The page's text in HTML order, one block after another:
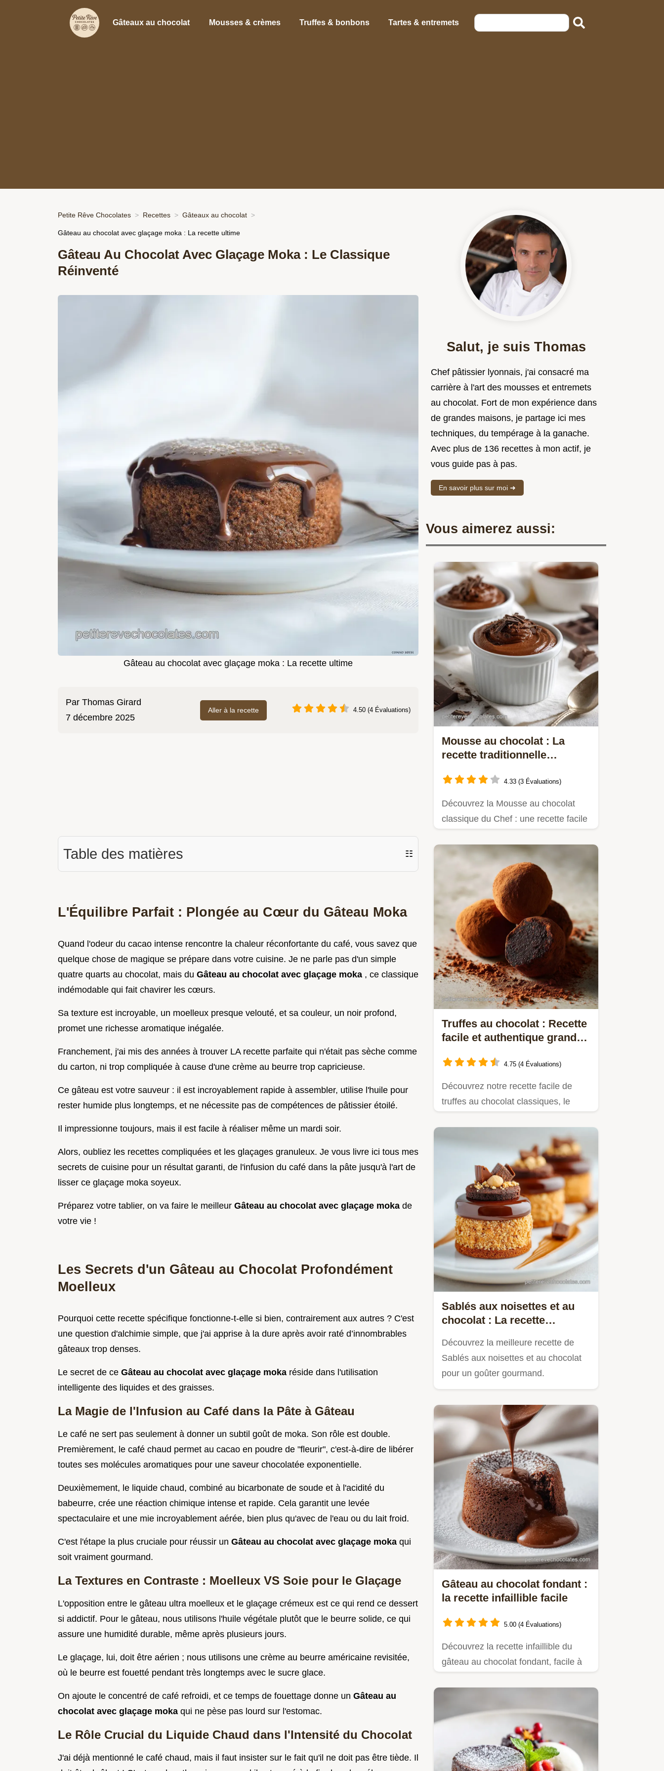
Gâteaux au chocolat Mousses & crèmes Truffes & bonbons Tartes & entremets
Petite Rêve Chocolates Recettes Gâteaux au chocolat
Gâteau au chocolat avec glaçage moka : La recette ultime
Gâteau Au Chocolat Avec Glaçage Moka : Le Classique
Réinventé
Gâteau au chocolat avec glaçage moka : La recette ultime
Par Thomas Girard
7 décembre 2025
Aller à la recette 4.50 (4 Évaluations)
Table des matières ☷
L'Équilibre Parfait : Plongée au Cœur du Gâteau Moka
Quand l'odeur du cacao intense rencontre la chaleur réconfortante du café, vous savez que
quelque chose de magique se prépare dans votre cuisine. Je ne parle pas d'un simple
quatre quarts au chocolat, mais du Gâteau au chocolat avec glaçage moka , ce classique
indémodable qui fait chavirer les cœurs.
Sa texture est incroyable, un moelleux presque velouté, et sa couleur, un noir profond,
promet une richesse aromatique inégalée.
Franchement, j'ai mis des années à trouver LA recette parfaite qui n'était pas sèche comme
du carton, ni trop compliquée à cause d'une crème au beurre trop capricieuse.
Ce gâteau est votre sauveur : il est incroyablement rapide à assembler, utilise l'huile pour
rester humide plus longtemps, et ne nécessite pas de compétences de pâtissier étoilé.
Il impressionne toujours, mais il est facile à réaliser même un mardi soir.
Alors, oubliez les recettes compliquées et les glaçages granuleux. Je vous livre ici tous mes
secrets de cuisine pour un résultat garanti, de l'infusion du café dans la pâte jusqu'à l'art de
lisser ce glaçage moka soyeux.
Préparez votre tablier, on va faire le meilleur Gâteau au chocolat avec glaçage moka de
votre vie !
Les Secrets d'un Gâteau au Chocolat Profondément
Moelleux
Pourquoi cette recette spécifique fonctionne-t-elle si bien, contrairement aux autres ? C'est
une question d'alchimie simple, que j'ai apprise à la dure après avoir raté d’innombrables
gâteaux trop denses.
Le secret de ce Gâteau au chocolat avec glaçage moka réside dans l'utilisation
intelligente des liquides et des graisses.
La Magie de l'Infusion au Café dans la Pâte à Gâteau
Le café ne sert pas seulement à donner un subtil goût de moka. Son rôle est double.
Premièrement, le café chaud permet au cacao en poudre de "fleurir", c'est-à-dire de libérer
toutes ses molécules aromatiques pour une saveur chocolatée exponentielle.
Deuxièmement, le liquide chaud, combiné au bicarbonate de soude et à l'acidité du
babeurre, crée une réaction chimique intense et rapide. Cela garantit une levée
spectaculaire et une mie incroyablement aérée, bien plus qu'avec de l'eau ou du lait froid.
C'est l'étape la plus cruciale pour réussir un Gâteau au chocolat avec glaçage moka qui
soit vraiment gourmand.
La Textures en Contraste : Moelleux VS Soie pour le Glaçage
L'opposition entre le gâteau ultra moelleux et le glaçage crémeux est ce qui rend ce dessert
si addictif. Pour le gâteau, nous utilisons l'huile végétale plutôt que le beurre solide, ce qui
assure une humidité durable, même après plusieurs jours.
Le glaçage, lui, doit être aérien ; nous utilisons une crème au beurre américaine revisitée,
où le beurre est fouetté pendant très longtemps avec le sucre glace.
On ajoute le concentré de café refroidi, et ce temps de fouettage donne un Gâteau au
chocolat avec glaçage moka qui ne pèse pas lourd sur l'estomac.
Le Rôle Crucial du Liquide Chaud dans l'Intensité du Chocolat
J'ai déjà mentionné le café chaud, mais il faut insister sur le fait qu'il ne doit pas être tiède. Il
Salut, je suis Thomas
Chef pâtissier lyonnais, j'ai consacré ma
carrière à l'art des mousses et entremets
au chocolat. Fort de mon expérience dans
de grandes maisons, je partage ici mes
techniques, du tempérage à la ganache.
Avec plus de 136 recettes à mon actif, je
vous guide pas à pas.
En savoir plus sur moi ➜
Vous aimerez aussi:
Mousse au chocolat : La
recette traditionnelle
4.33 (3 Évaluations)
Découvrez la Mousse au chocolat
classique du Chef : une recette facile
Truffes au chocolat : Recette
facile et authentique grand-
4.75 (4 Évaluations)
Découvrez notre recette facile de
truffes au chocolat classiques, le
Sablés aux noisettes et au
chocolat : La recette
Découvrez la meilleure recette de
Sablés aux noisettes et au chocolat
pour un goûter gourmand.
Gâteau au chocolat fondant :
la recette infaillible facile
5.00 (4 Évaluations)
Découvrez la recette infaillible du
gâteau au chocolat fondant, facile à